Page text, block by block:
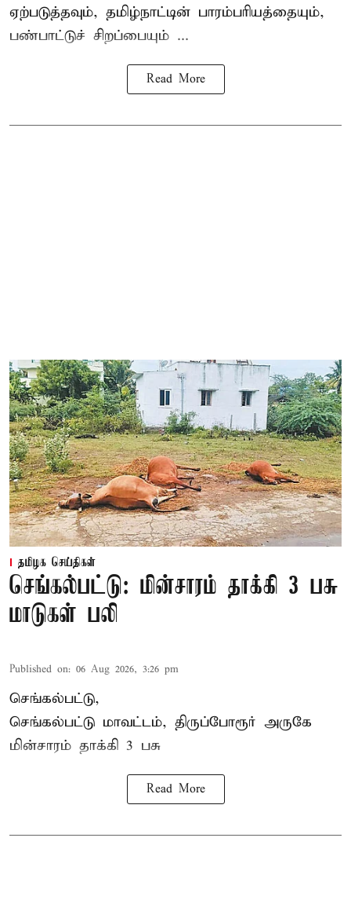
ஏற்படுத்தவும், தமிழ்நாட்டின் பாரம்பரியத்தையும்,
பண்பாட்டுச் சிறப்பையும் ...
Read More
தமிழக செய்திகள்
செங்கல்பட்டு: மின்சாரம் தாக்கி 3 பசு
மாடுகள் பலி
Published on: 06 Aug 2026, 3:26 pm
செங்கல்பட்டு,
செங்கல்பட்டு மாவட்டம், திருப்போரூர் அருகே
மின்சாரம் தாக்கி 3 பசு
Read More